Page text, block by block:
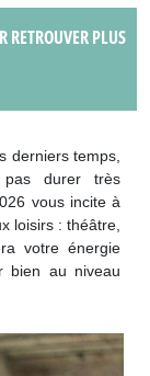
RETROUVER PLUS
derniers temps,
durer très
vous incite à
loisirs : théâtre,
votre énergie
bien au niveau